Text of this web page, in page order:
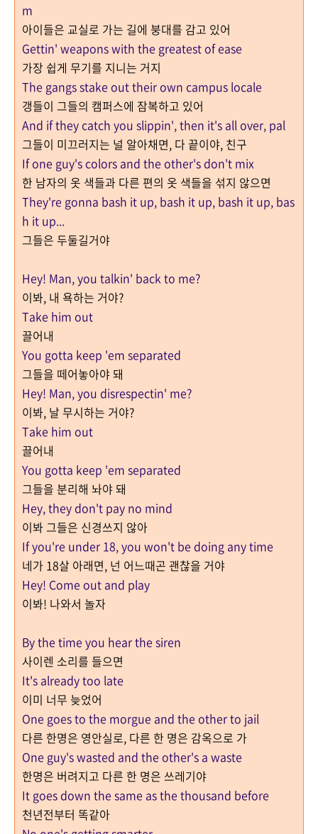
m
아이들은 교실로 가는 길에 붕대를 감고 있어
Gettin' weapons with the greatest of ease
가장 쉽게 무기를 지니는 거지
The gangs stake out their own campus locale
갱들이 그들의 캠퍼스에 잠복하고 있어
And if they catch you slippin', then it's all over, pal
그들이 미끄러지는 널 알아채면, 다 끝이야, 친구
If one guy's colors and the other's don't mix
한 남자의 옷 색들과 다른 편의 옷 색들을 섞지 않으면
They're gonna bash it up, bash it up, bash it up, bas
h it up...
그들은 두둘길거야
Hey! Man, you talkin' back to me?
이봐, 내 욕하는 거야?
Take him out
끌어내
You gotta keep 'em separated
그들을 떼어놓아야 돼
Hey! Man, you disrespectin' me?
이봐, 날 무시하는 거야?
Take him out
끌어내
You gotta keep 'em separated
그들을 분리해 놔야 돼
Hey, they don't pay no mind
이봐 그들은 신경쓰지 않아
If you're under 18, you won't be doing any time
네가 18살 아래면, 넌 어느때곤 괜찮을 거야
Hey! Come out and play
이봐! 나와서 놀자
By the time you hear the siren
사이렌 소리를 들으면
It's already too late
이미 너무 늦었어
One goes to the morgue and the other to jail
다른 한명은 영안실로, 다른 한 명은 감옥으로 가
One guy's wasted and the other's a waste
한명은 버려지고 다른 한 명은 쓰레기야
It goes down the same as the thousand before
천년전부터 똑같아